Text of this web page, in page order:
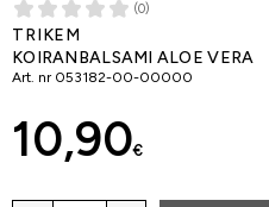
(0)
TRIKEM
KOIRANBALSAMI ALOE VERA
Art. nr 053182-00-00000
10,90€